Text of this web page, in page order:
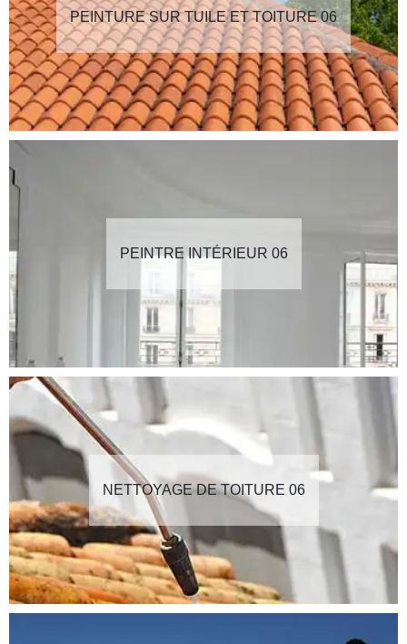
PEINTURE SUR TUILE ET TOITURE 06
PEINTRE INTÉRIEUR 06
NETTOYAGE DE TOITURE 06